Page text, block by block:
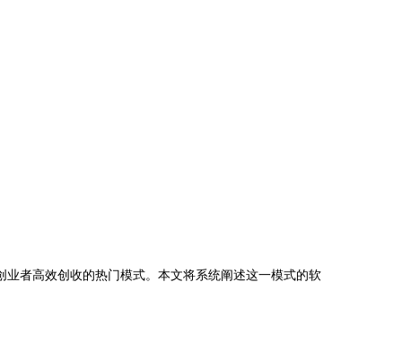
者高效创收的热门模式。本文将系统阐述这一模式的软